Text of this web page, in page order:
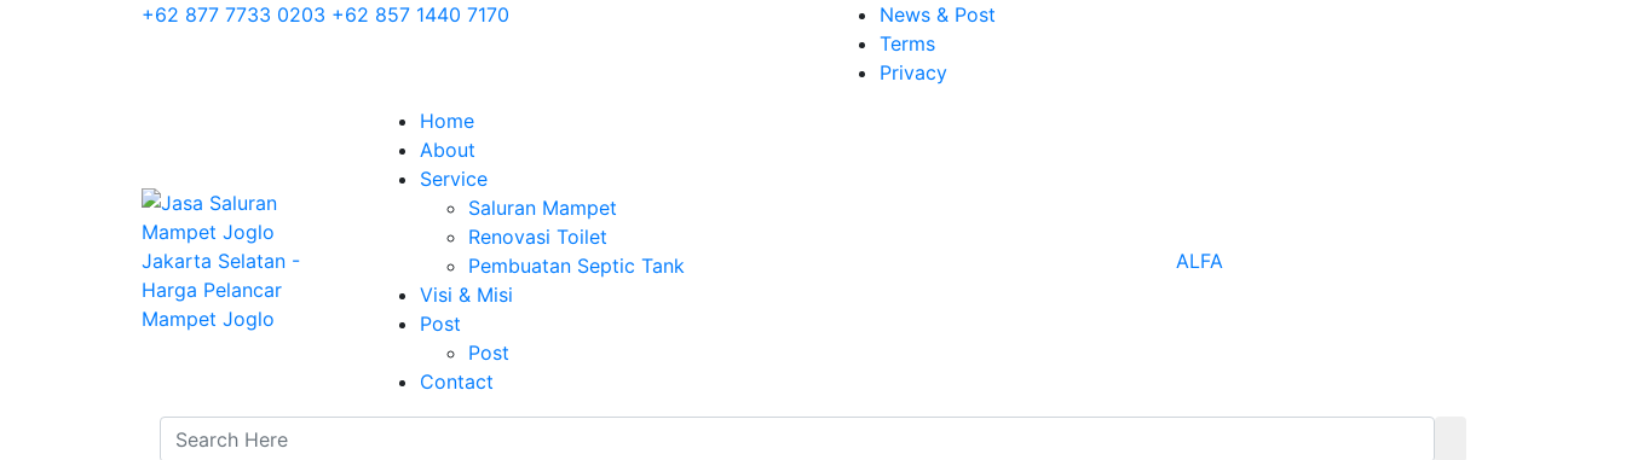
+62 877 7733 0203 +62 857 1440 7170
News & Post
Terms
Privacy
Home
About
Service
Saluran Mampet
Renovasi Toilet
Pembuatan Septic Tank
Visi & Misi
Post
Post
Contact
ALFA